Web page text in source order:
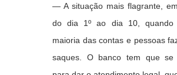
— A situação mais flagrante,
do dia 1º ao dia 10, quando
maioria das contas e pessoas
saques. O banco tem que se